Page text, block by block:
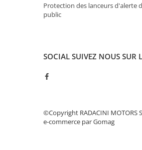
Protection des lanceurs d'alerte
public
SOCIAL SUIVEZ NOUS SUR
©Copyright RADACINI MOTORS
e-commerce par Gomag